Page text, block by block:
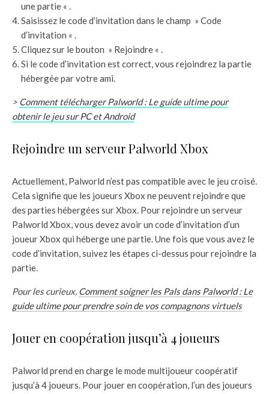
une partie « .
Saisissez le code d’invitation dans le champ » Code
d’invitation « .
Cliquez sur le bouton » Rejoindre « .
Si le code d’invitation est correct, vous rejoindrez la partie
hébergée par votre ami.
> Comment télécharger Palworld : Le guide ultime pour
obtenir le jeu sur PC et Android
Rejoindre un serveur Palworld Xbox
Actuellement, Palworld n’est pas compatible avec le jeu croisé.
Cela signifie que les joueurs Xbox ne peuvent rejoindre que
des parties hébergées sur Xbox. Pour rejoindre un serveur
Palworld Xbox, vous devez avoir un code d’invitation d’un
joueur Xbox qui héberge une partie. Une fois que vous avez le
code d’invitation, suivez les étapes ci-dessus pour rejoindre la
partie.
Pour les curieux, Comment soigner les Pals dans Palworld : Le
guide ultime pour prendre soin de vos compagnons virtuels
Jouer en coopération jusqu’à 4 joueurs
Palworld prend en charge le mode multijoueur coopératif
jusqu’à 4 joueurs. Pour jouer en coopération, l’un des joueurs